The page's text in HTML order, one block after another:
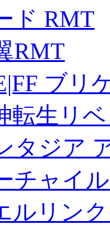
ド RMT
RMT
ブリ
転生リ
タジア
チャイ
ルリン